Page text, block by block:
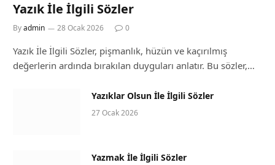
Yazık İle İlgili Sözler
Byadmin 28 Ocak 2026 0
Yazık İle İlgili Sözler, pişmanlık, hüzün ve kaçırılmış
değerlerin ardında bırakılan duyguları anlatır. Bu sözler,…
Yazıklar Olsun İle İlgili Sözler
27 Ocak 2026
Yazmak İle İlgili Sözler